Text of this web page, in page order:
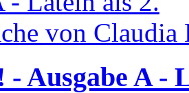
- Ausgabe A -